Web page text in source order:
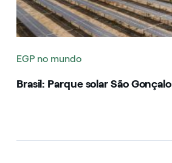
EGP no mundo
Brasil: Parque solar São Gonçalo